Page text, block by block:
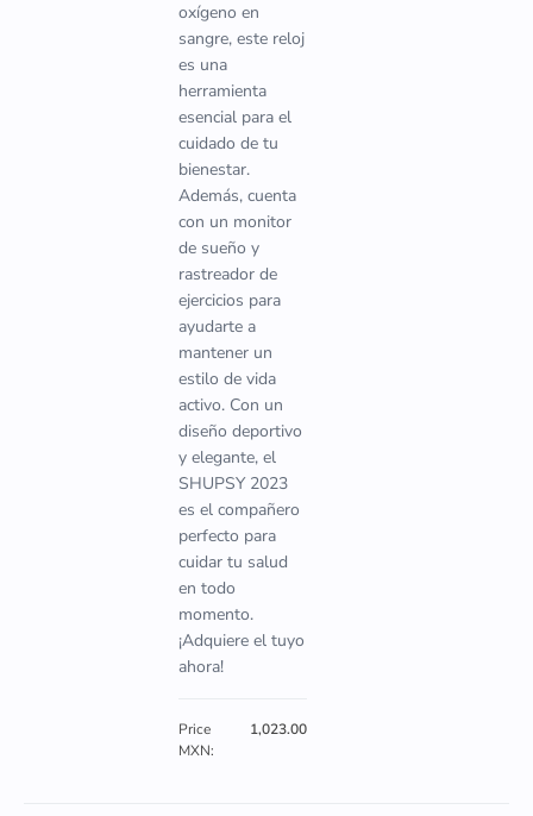
oxígeno en
sangre, este reloj
es una
herramienta
esencial para el
cuidado de tu
bienestar.
Además, cuenta
con un monitor
de sueño y
rastreador de
ejercicios para
ayudarte a
mantener un
estilo de vida
activo. Con un
diseño deportivo
y elegante, el
SHUPSY 2023
es el compañero
perfecto para
cuidar tu salud
en todo
momento.
¡Adquiere el tuyo
ahora!
Price
MXN:
1,023.00